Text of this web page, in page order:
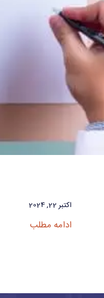
اکتبر 22, 2024
ادامه مطلب